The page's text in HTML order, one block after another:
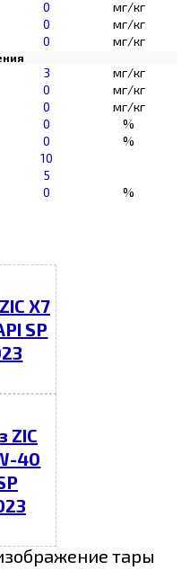
0
мг/кг
0
мг/кг
0 мг/кг
3
мг/кг
0
мг/кг
0
мг/кг
0
%
0
%
10
5
0 %
X7
SP
ZIC
40
тары